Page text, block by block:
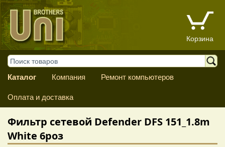
Корзина
Каталог Компания Ремонт компьютеров
Оплата и доставка
Фильтр сетевой Defender DFS 151_1.8m
White 6роз